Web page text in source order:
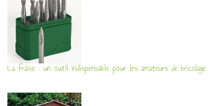
La fraise : un outil indispensable pour les amateurs de bricolage